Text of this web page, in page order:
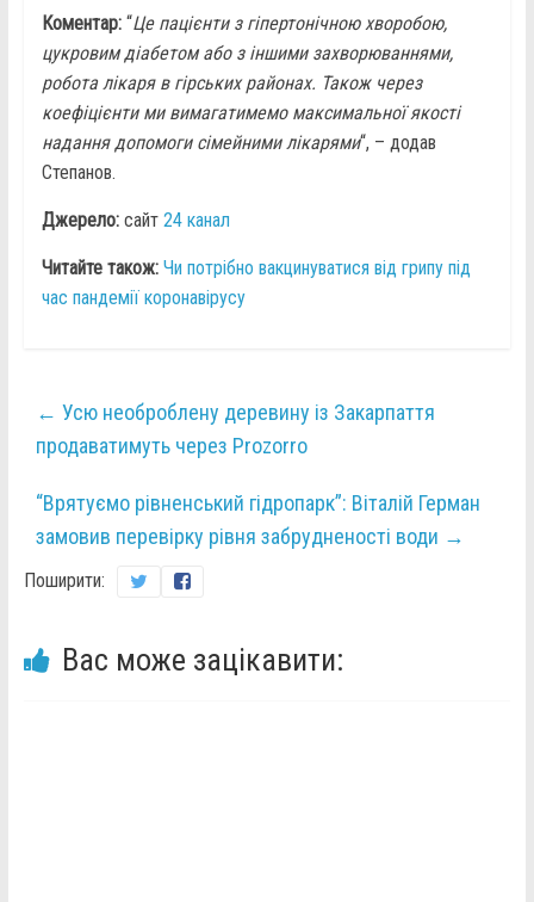
Коментар: “Це пацієнти з гіпертонічною хворобою,
цукровим діабетом або з іншими захворюваннями,
робота лікаря в гірських районах. Також через
коефіцієнти ми вимагатимемо максимальної якості
надання допомоги сімейними лікарями“, – додав
Степанов.
Джерело:сайт 24 канал
Читайте також: Чи потрібно вакцинуватися від грипу під
час пандемії коронавірусу
← Усю необроблену деревину із Закарпаття
продаватимуть через Prozorro
“Врятуємо рівненський гідропарк”: Віталій Герман
замовив перевірку рівня забрудненості води →
Поширити:
Вас може зацікавити: